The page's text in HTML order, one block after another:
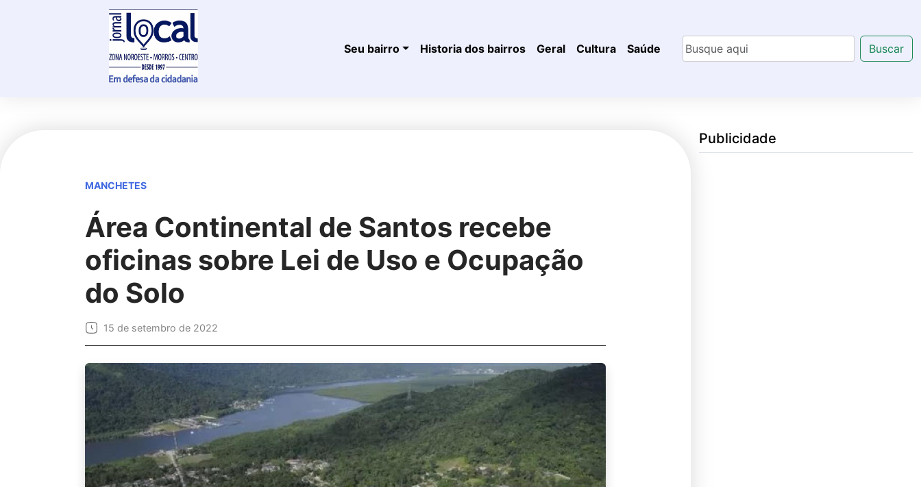
Seu bairro Historia dos bairros Geral Cultura Saúde Buscar
MANCHETES
Área Continental de Santos recebe
oficinas sobre Lei de Uso e Ocupação
do Solo
15 de setembro de 2022
Publicidade